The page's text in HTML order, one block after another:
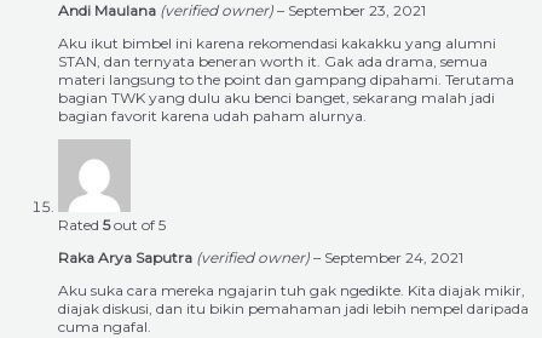
Andi Maulana (verified owner) – September 23, 2021
Aku ikut bimbel ini karena rekomendasi kakakku yang alumni
STAN, dan ternyata beneran worth it. Gak ada drama, semua
materi langsung to the point dan gampang dipahami. Terutama
bagian TWK yang dulu aku benci banget, sekarang malah jadi
bagian favorit karena udah paham alurnya.
Rated 5out of 5
Raka Arya Saputra (verified owner) – September 24, 2021
Aku suka cara mereka ngajarin tuh gak ngedikte. Kita diajak mikir,
diajak diskusi, dan itu bikin pemahaman jadi lebih nempel daripada
cuma ngafal.